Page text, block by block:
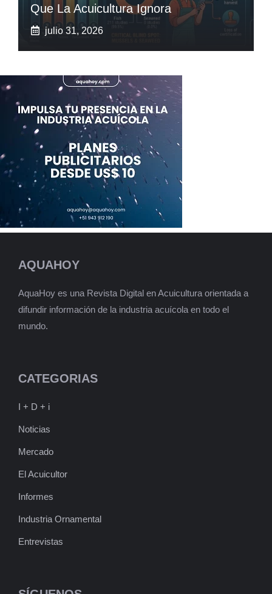
Que La Acuicultura Ignora
julio 31, 2026
AQUAHOY
AquaHoy es una Revista Digital en Acuicultura orientada a
difundir información de la industria acuícola en todo el
mundo.
CATEGORIAS
I + D + i
Noticias
Mercado
El Acuicultor
Informes
Industria Ornamental
Entrevistas